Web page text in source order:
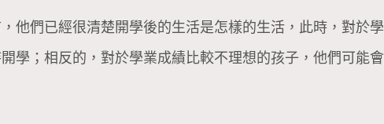
他們已經很清楚開學後的生活是怎樣的生活，此時，對於
學；相反的，對於學業成績比較不理想的孩子，他們可能